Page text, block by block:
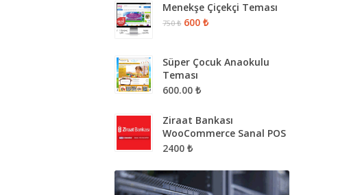
Menekşe Çiçekçi Teması
750 ₺ 600 ₺
Süper Çocuk Anaokulu
Teması
600.00 ₺
Ziraat Bankası
WooCommerce Sanal POS
2400 ₺